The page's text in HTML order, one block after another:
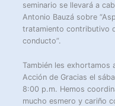
seminario se llevará a
Antonio Bauzá sobre
tratamiento contributivo
conducto”.
También les exhortamos
Acción de Gracias el
8:00 p.m. Hemos
mucho esmero y cariño